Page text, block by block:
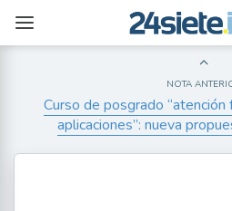
NOTA
Curso de posgrado “atención
aplicaciones”: nueva